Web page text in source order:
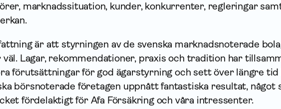
marknadssituation, kunder, konkurrenter, regleringar
är att styrningen av de svenska marknadsnoterade
väl. Lagar, rekommendationer, praxis och tradition har
förutsättningar för god ägar­styrning och sett över längre tid
börsnoterade företagen uppnått fantastiska resultat, något
fördelaktigt för Afa För­säkring och våra intressenter.